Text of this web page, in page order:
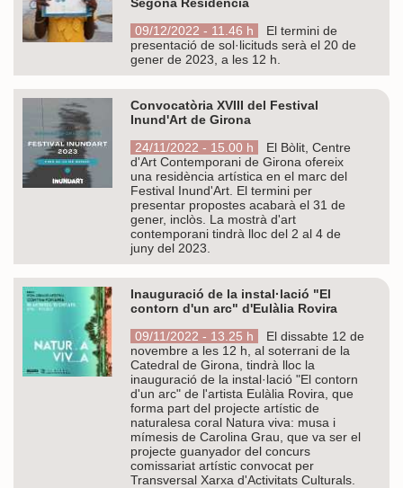
09/12/2022 - 11.46 h
El termini de
presentació de sol·licituds serà el 20 de
gener de 2023, a les 12 h.
Convocatòria XVIII del Festival
Inund'Art de Girona
24/11/2022 - 15.00 h
El Bòlit, Centre
d'Art Contemporani de Girona ofereix
una residència artística en el marc del
Festival Inund'Art. El termini per
presentar propostes acabarà el 31 de
gener, inclòs. La mostrà d'art
contemporani tindrà lloc del 2 al 4 de
juny del 2023.
Inauguració de la instal·lació "El
contorn d'un arc" d'Eulàlia Rovira
09/11/2022 - 13.25 h
El dissabte 12 de
novembre a les 12 h, al soterrani de la
Catedral de Girona, tindrà lloc la
inauguració de la instal·lació "El contorn
d'un arc" de l'artista Eulàlia Rovira, que
forma part del projecte artístic de
naturalesa coral Natura viva: musa i
mímesis de Carolina Grau, que va ser el
projecte guanyador del concurs
comissariat artístic convocat per
Transversal Xarxa d'Activitats Culturals.